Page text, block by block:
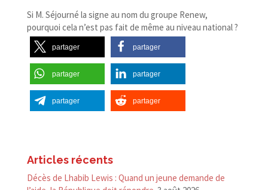
Si M. Séjourné la signe au nom du groupe Renew,
pourquoi cela n’est pas fait de même au niveau national ?
partager partager
partager partager
partager partager
Articles récents
Décès de Lhabib Lewis : Quand un jeune demande de